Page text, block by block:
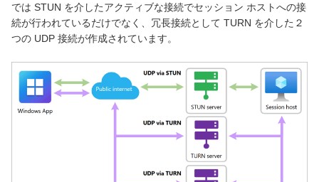
では STUN を介したアクティブな接続でセッション ホストへの接
続が行われているだけでなく、冗長接続として TURN を介した２
つの UDP 接続が作成されています。